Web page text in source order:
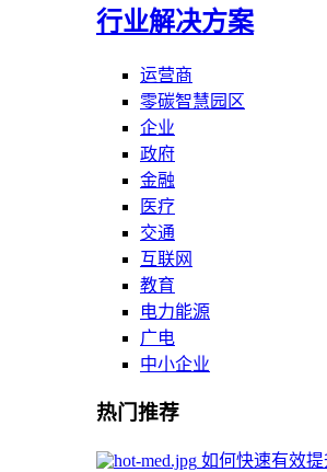
行业解决方案
运营商
零碳智慧园区
企业
政府
金融
医疗
交通
互联网
教育
电力能源
广电
中小企业
热门推荐
如何快速有效